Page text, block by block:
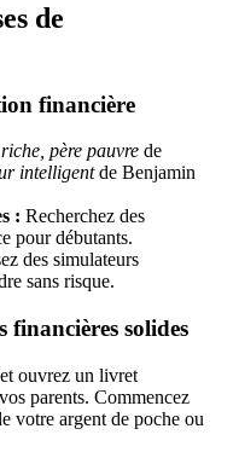
de
financière
père pauvre de
intelligentde Benjamin
: Recherchez des
pour débutants.
des simulateurs
sans risque.
financières solides
ouvrez un livret
parents. Commencez
votre argent de poche ou